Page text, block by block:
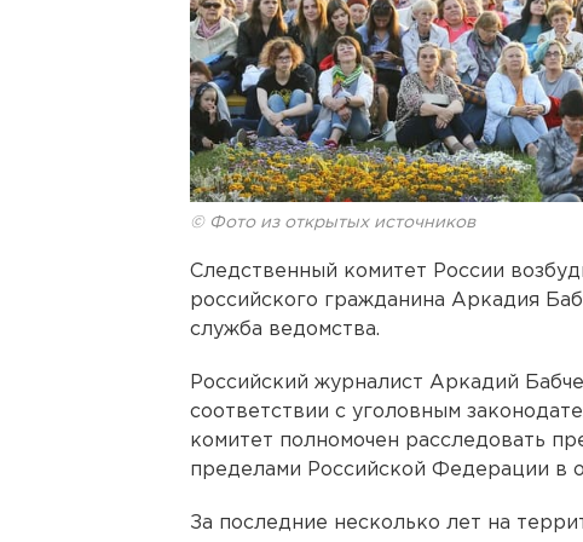
© Фото из открытых источников
Следственный комитет России
российского гражданина Аркадия
служба ведомства.
Российский журналист Аркадий
соответствии с уголовным
комитет полномочен расследовать
пределами Российской Федерации в
За последние несколько лет на